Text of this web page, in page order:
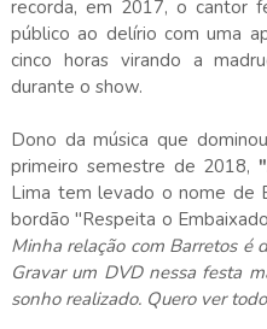
recorda, em 2017, o cantor
público ao delírio com uma
cinco horas virando a
durante o show.
Dono da música que
primeiro semestre de 2018,
Lima tem levado o nome de
bordão "Respeita o
Minha relação com Barretos é
Gravar um DVD nessa festa
sonho realizado. Quero ver